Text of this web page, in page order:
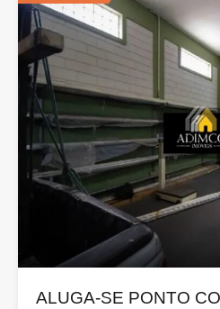
ALUGA-SE PONTO